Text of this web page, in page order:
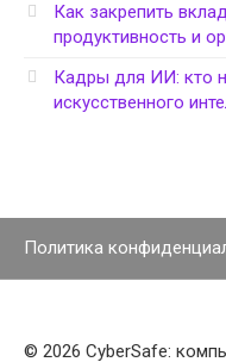
Как закрепить
продуктивность и
Кадры для ИИ: кто
искусственного
Политика
© 2026 CyberSafe: